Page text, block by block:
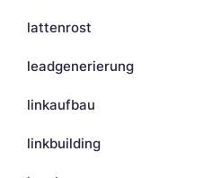
lattenrost
leadgenerierung
linkaufbau
linkbuilding